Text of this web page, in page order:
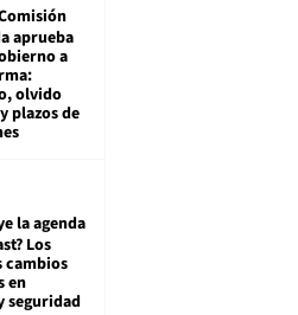
aprueba
a
olvido
plazos de
la agenda
Los
cambios
en
seguridad